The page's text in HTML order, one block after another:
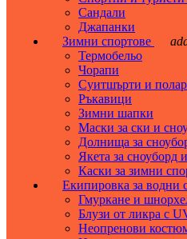
Сандали
Джапанки
Зимни спортове
Термобельо
Чорапи
Суитшърти и
Ръкавици
Зимни шапки
Маски за ски и
Долнища за
Якета за сноуборд
Каски за зимни
Екипировка за водни
Гмуркане и
Блузи от ликра с
Неопренови